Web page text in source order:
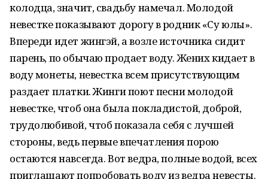
колодца, значит, свадьбу намечал. Молодой
невестке показывают дорогу в родник «Су юлы».
Впереди идет жингэй, а возле источника сидит
парень, по обычаю продает воду. Жених кидает в
воду монеты, невестка всем присутствующим
раздает платки. Жинги поют песни молодой
невестке, чтоб она была покладистой, доброй,
трудолюбивой, чтоб показала себя с лучшей
стороны, ведь первые впечатления порою
остаются навсегда. Вот ведра, полные водой, всех
приглашают попробовать воду из ведра невесты.